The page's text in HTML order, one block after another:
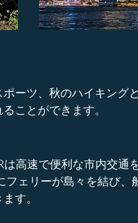
ーツ、秋のハイキン
ことができます。
高速で便利な市内交
ェリーが島々を結び
す。